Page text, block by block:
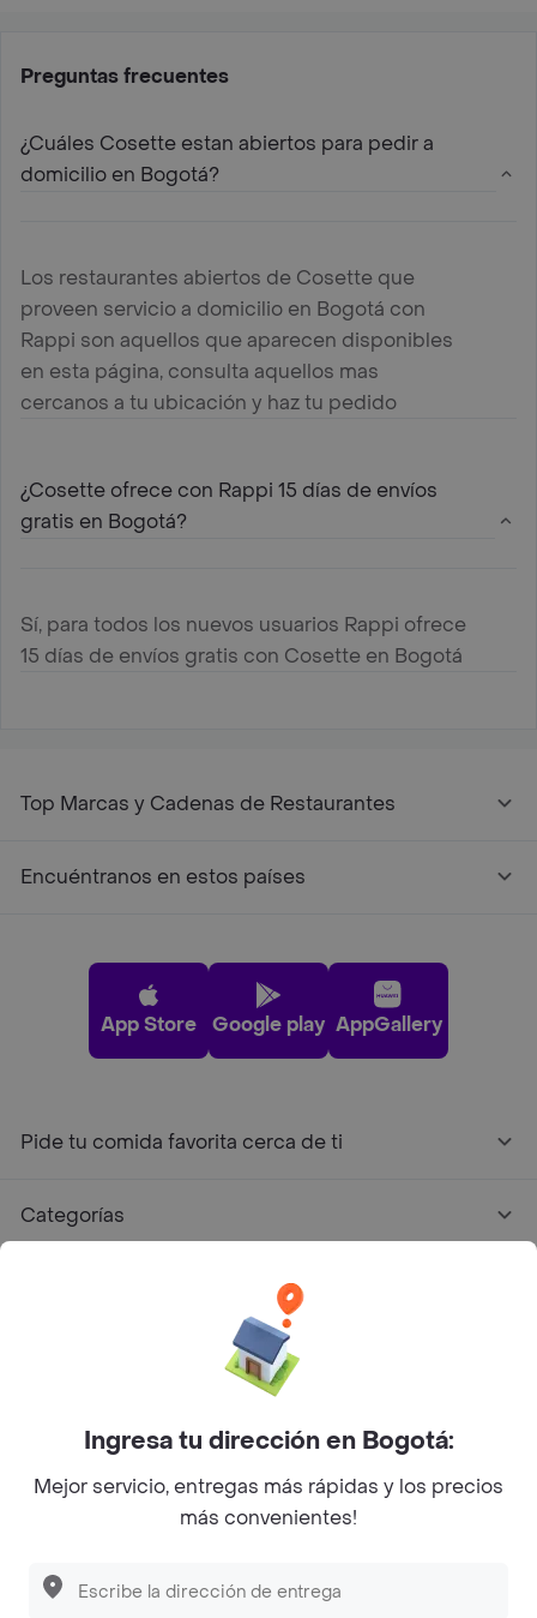
Descubre las PROMOCIONES que tenemos
Preguntas frecuentes
¿Cuáles Cosette estan abiertos para pedir a
domicilio en Bogotá?
Los restaurantes abiertos de Cosette que
proveen servicio a domicilio en Bogotá con
Rappi son aquellos que aparecen disponibles
en esta página, consulta aquellos mas
cercanos a tu ubicación y haz tu pedido
¿Cosette ofrece con Rappi 15 días de envíos
gratis en Bogotá?
Sí, para todos los nuevos usuarios Rappi ofrece
15 días de envíos gratis con Cosette en Bogotá
Top Marcas y Cadenas de Restaurantes
Encuéntranos en estos países
App Store Google play AppGallery
Pide tu comida favorita cerca de ti
Categorías
Facebook
Twitter
Instagram
©2026Rappi Inc. All rights reserved.
Ingresa tu dirección en Bogotá:
Mejor servicio, entregas más rápidas y los precios
más convenientes!